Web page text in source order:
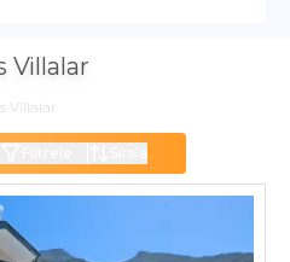
Villalar
Villalar